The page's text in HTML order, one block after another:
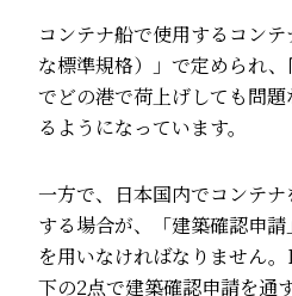
コンテナ船で使用するコン
な標準規格）」で定められ
でどの港で荷上げしても問
るようになっています。
一方で、日本国内でコンテ
する場合が、「建築確認申
を用いなければなりません
下の2点で建築確認申請を通